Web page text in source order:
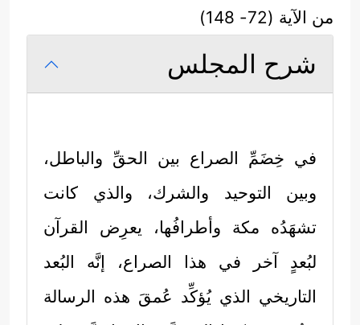
من الآية (72- 148)
شرح المجلس
في خِضَمِّ الصراع بين الحقِّ والباطل،
وبين التوحيد والشرك، والذي كانت
تشهَدُه مكة وأطرافُها، يعرِض القرآن
لبُعدٍ آخر في هذا الصراع، إنَّه البُعد
التاريخي الذي يُؤكِّد عُمقَ هذه الرسالة